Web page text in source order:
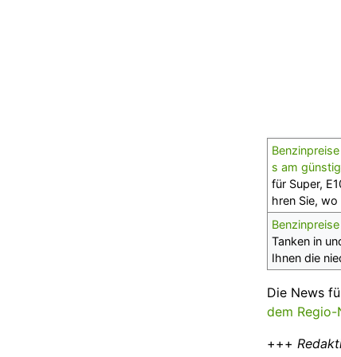
s am
für Super,
hren Sie,
Tanken in
Ihnen die
Die News
dem
+++